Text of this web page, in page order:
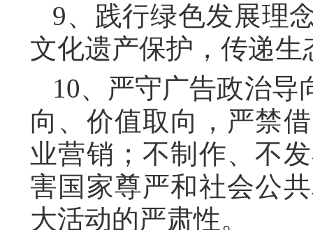
9、践行绿色发展理
文化遗产保护，传递生
10、严守广告政治
向、价值取向，严禁
业营销；不制作、不
害国家尊严和社会公
大活动的严肃性。